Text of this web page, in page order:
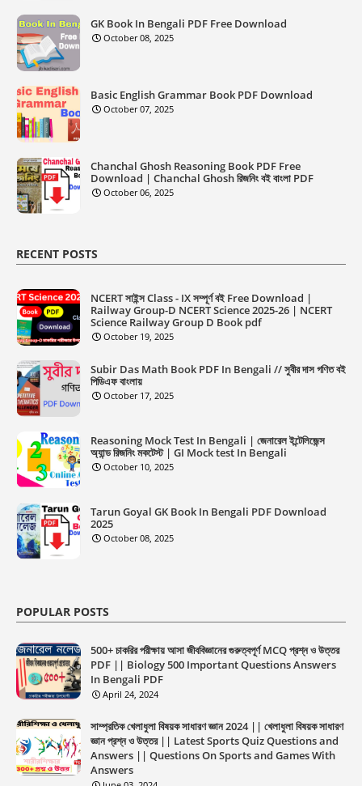
GK Book In Bengali PDF Free Download
October 08, 2025
Basic English Grammar Book PDF Download
October 07, 2025
Chanchal Ghosh Reasoning Book PDF Free
Download | Chanchal Ghosh রিজনিং বই বাংলা PDF
October 06, 2025
RECENT POSTS
NCERT সাইন্স Class - IX সম্পূর্ণ বই Free Download |
Railway Group-D NCERT Science 2025-26 | NCERT
Science Railway Group D Book pdf
October 19, 2025
Subir Das Math Book PDF In Bengali // সুবীর দাস গণিত বই
পিডিএফ বাংলায়
October 17, 2025
Reasoning Mock Test In Bengali | জেনারেল ইন্টেলিজেন্স
অ্যান্ড রিজনিং মকটেস্ট | GI Mock test In Bengali
October 10, 2025
Tarun Goyal GK Book In Bengali PDF Download
2025
October 08, 2025
POPULAR POSTS
500+ চাকরির পরীক্ষায় আসা জীববিজ্ঞানের গুরুত্বপূর্ণ MCQ প্রশ্ন ও উত্তর
PDF || Biology 500 Important Questions Answers
In Bengali PDF
April 24, 2024
সাম্প্রতিক খেলাধুলা বিষয়ক সাধারণ জ্ঞান 2024 || খেলাধুলা বিষয়ক সাধারণ
জ্ঞান প্রশ্ন ও উত্তর || Latest Sports Quiz Questions and
Answers || Questions On Sports and Games With
Answers